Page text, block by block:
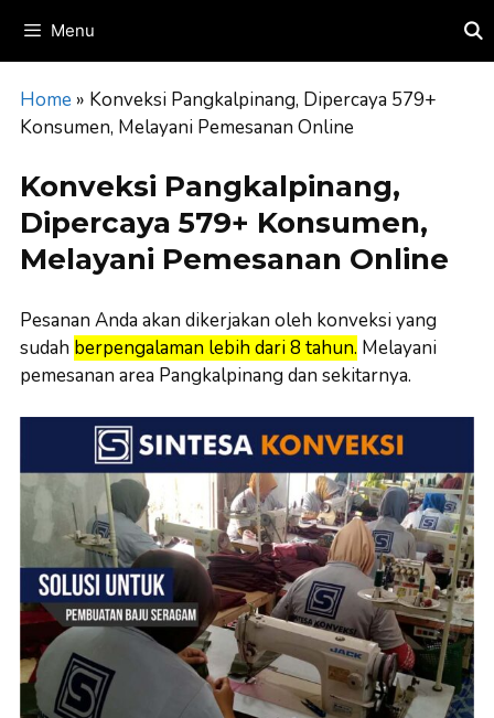
content
Menu
Home » Konveksi Pangkalpinang, Dipercaya 579+
Konsumen, Melayani Pemesanan Online
Konveksi Pangkalpinang,
Dipercaya 579+ Konsumen,
Melayani Pemesanan Online
Pesanan Anda akan dikerjakan oleh konveksi yang
sudah berpengalaman lebih dari 8 tahun. Melayani
pemesanan area Pangkalpinang dan sekitarnya.